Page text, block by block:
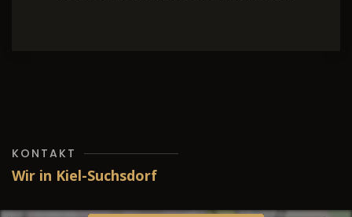
KONTAKT
Wir in Kiel-Suchsdorf